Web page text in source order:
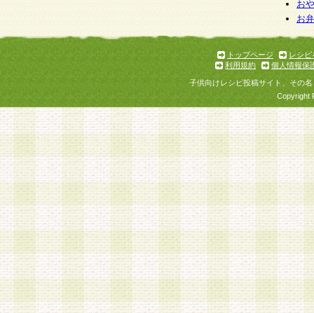
お
お
トップページ
レシピ
利用規約
個人情報保
子供向けレシピ投稿サイト、その
Copyright